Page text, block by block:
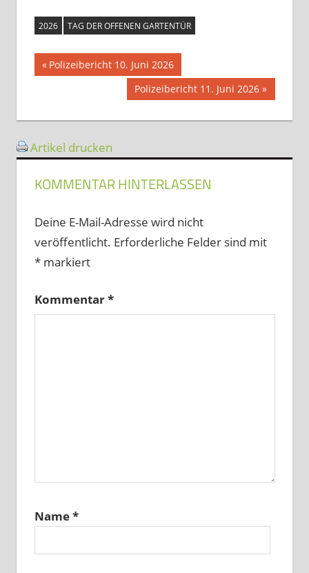
2026 TAG DER OFFENEN GARTENTÜR
Beitragsnavigation
Vorheriger
Beitrag:
Polizeibericht 10. Juni 2026
Nächster
Beitrag:
Polizeibericht 11. Juni 2026
Artikel drucken
KOMMENTAR HINTERLASSEN
Deine E-Mail-Adresse wird nicht
veröffentlicht. Erforderliche Felder sind mit
*markiert
Kommentar*
Name*